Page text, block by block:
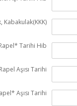
Kabakulak(KKK)
Tarihi Hib
Aşısı Tarihi
Aşısı Tarihi